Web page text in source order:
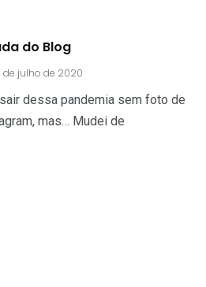
do Blog
de julho de 2020
dessa pandemia sem foto de
mas… Mudei de